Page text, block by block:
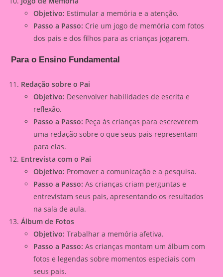
Objetivo: Estimular a memória e a atenção.
Passo a Passo: Crie um jogo de memória com fotos
dos pais e dos filhos para as crianças jogarem.
Para o Ensino Fundamental
Redação sobre o Pai
Objetivo: Desenvolver habilidades de escrita e
reflexão.
Passo a Passo: Peça às crianças para escreverem
uma redação sobre o que seus pais representam
para elas.
Entrevista com o Pai
Objetivo: Promover a comunicação e a pesquisa.
Passo a Passo: As crianças criam perguntas e
entrevistam seus pais, apresentando os resultados
na sala de aula.
Álbum de Fotos
Objetivo: Trabalhar a memória afetiva.
Passo a Passo: As crianças montam um álbum com
fotos e legendas sobre momentos especiais com
seus pais.